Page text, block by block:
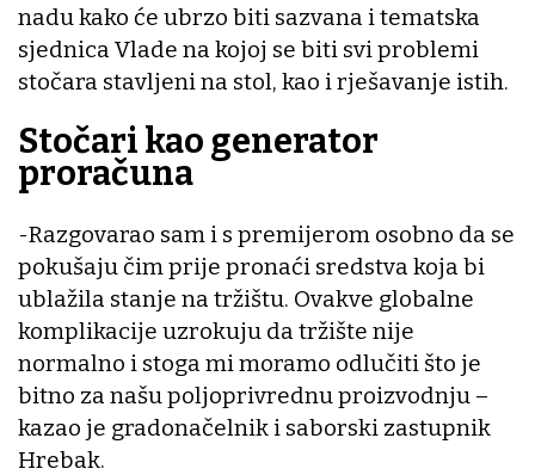
nadu kako će ubrzo biti sazvana i tematska
sjednica Vlade na kojoj se biti svi problemi
stočara stavljeni na stol, kao i rješavanje istih.
Stočari kao generator
proračuna
-Razgovarao sam i s premijerom osobno da se
pokušaju čim prije pronaći sredstva koja bi
ublažila stanje na tržištu. Ovakve globalne
komplikacije uzrokuju da tržište nije
normalno i stoga mi moramo odlučiti što je
bitno za našu poljoprivrednu proizvodnju –
kazao je gradonačelnik i saborski zastupnik
Hrebak.